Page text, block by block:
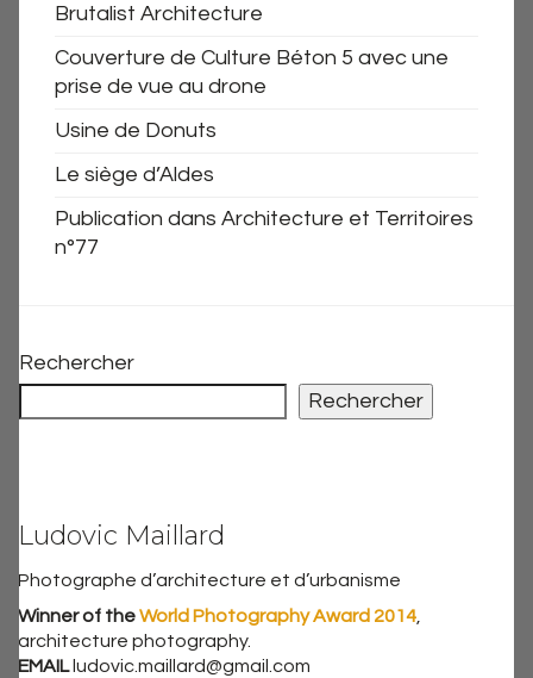
Brutalist Architecture
Couverture de Culture Béton 5 avec une
prise de vue au drone
Usine de Donuts
Le siège d’Aldes
Publication dans Architecture et Territoires
n°77
Rechercher
Rechercher
Ludovic Maillard
Photographe d’architecture et d’urbanisme
Winner of theWorld Photography Award 2014
architecture photography.
EMAIL ludovic.maillard@gmail.com